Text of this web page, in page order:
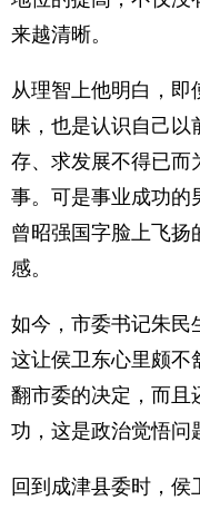
来越清晰。
从理智上他明白，即
昧，也是认识自己以
存、求发展不得已而
事。可是事业成功的
曾昭强国字脸上飞扬
感。
如今，市委书记朱民
这让侯卫东心里颇不
翻市委的决定，而且
功，这是政治觉悟问
回到成津县委时，